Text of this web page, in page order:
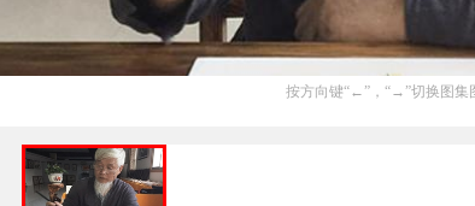
按方向键“←”，“→”切换图集